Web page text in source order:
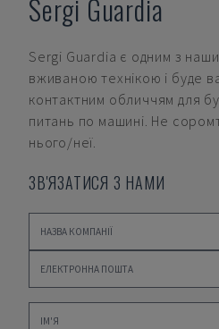
Sergi Guardia
Sergi Guardia є одним з
вживаною технікою і буде
контактним обличчям для
питань по машині. Не
нього/неї.
ЗВ'ЯЗАТИСЯ З НАМИ